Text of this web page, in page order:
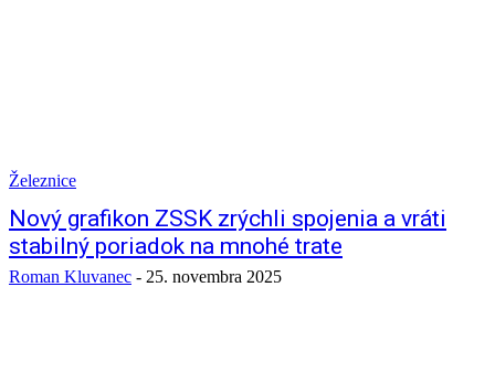
Železnice
Nový grafikon ZSSK zrýchli spojenia a vráti
stabilný poriadok na mnohé trate
Roman Kluvanec - 25. novembra 2025